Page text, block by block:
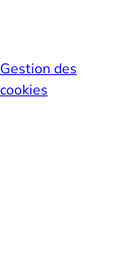
Gestion des
cookies